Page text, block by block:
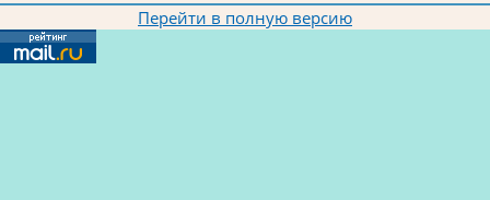
Перейти в полную версию